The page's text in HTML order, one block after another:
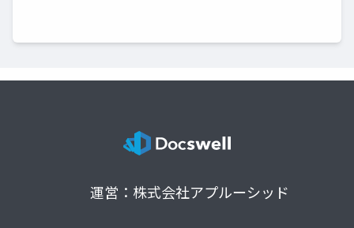
運営：株式会社アプルーシッド